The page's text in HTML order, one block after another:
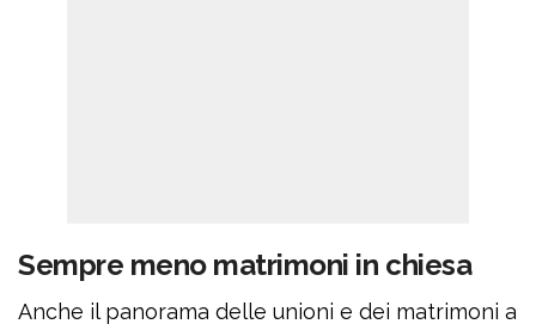
Sempre meno matrimoni in chiesa
Anche il panorama delle unioni e dei matrimoni a